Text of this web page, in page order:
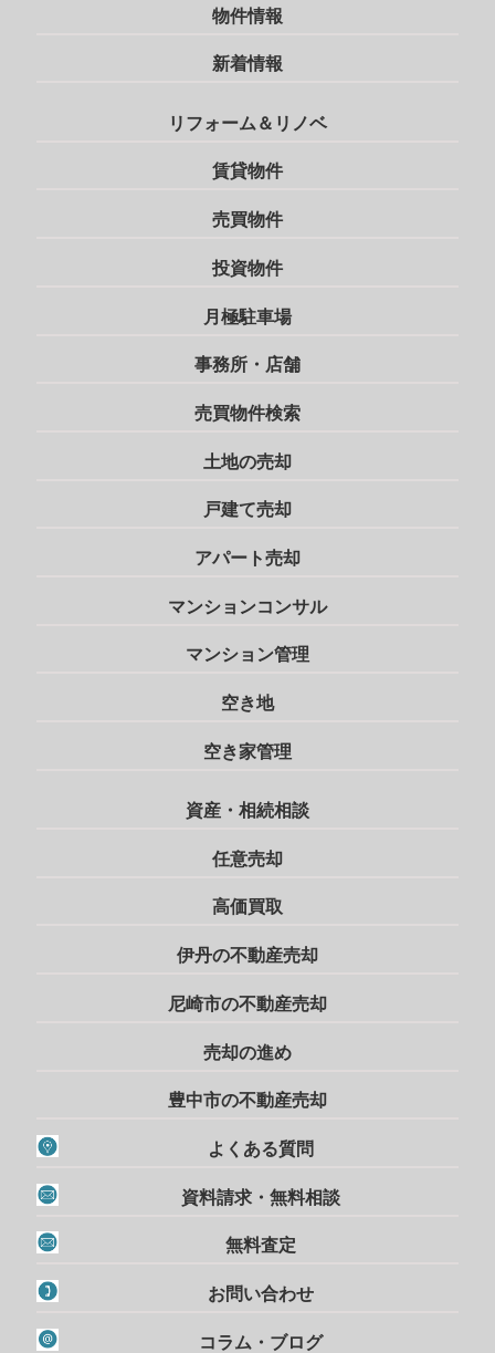
物件情報
新着情報
リフォーム＆リノベ
賃貸物件
売買物件
投資物件
月極駐車場
事務所・店舗
売買物件検索
土地の売却
戸建て売却
アパート売却
マンションコンサル
マンション管理
空き地
空き家管理
資産・相続相談
任意売却
高価買取
伊丹の不動産売却
尼崎市の不動産売却
売却の進め
豊中市の不動産売却
よくある質問
資料請求・無料相談
無料査定
お問い合わせ
コラム・ブログ